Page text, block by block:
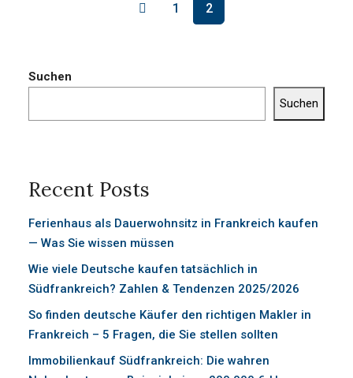
1 2
Suchen
Suchen
Recent Posts
Ferienhaus als Dauerwohnsitz in Frankreich kaufen
— Was Sie wissen müssen
Wie viele Deutsche kaufen tatsächlich in
Südfrankreich? Zahlen & Tendenzen 2025/2026
So finden deutsche Käufer den richtigen Makler in
Frankreich – 5 Fragen, die Sie stellen sollten
Immobilienkauf Südfrankreich: Die wahren